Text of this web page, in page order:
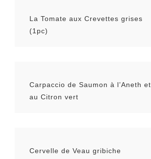
La Tomate aux Crevettes grises
(1pc)
Carpaccio de Saumon à l’Aneth et
au Citron vert
Cervelle de Veau gribiche